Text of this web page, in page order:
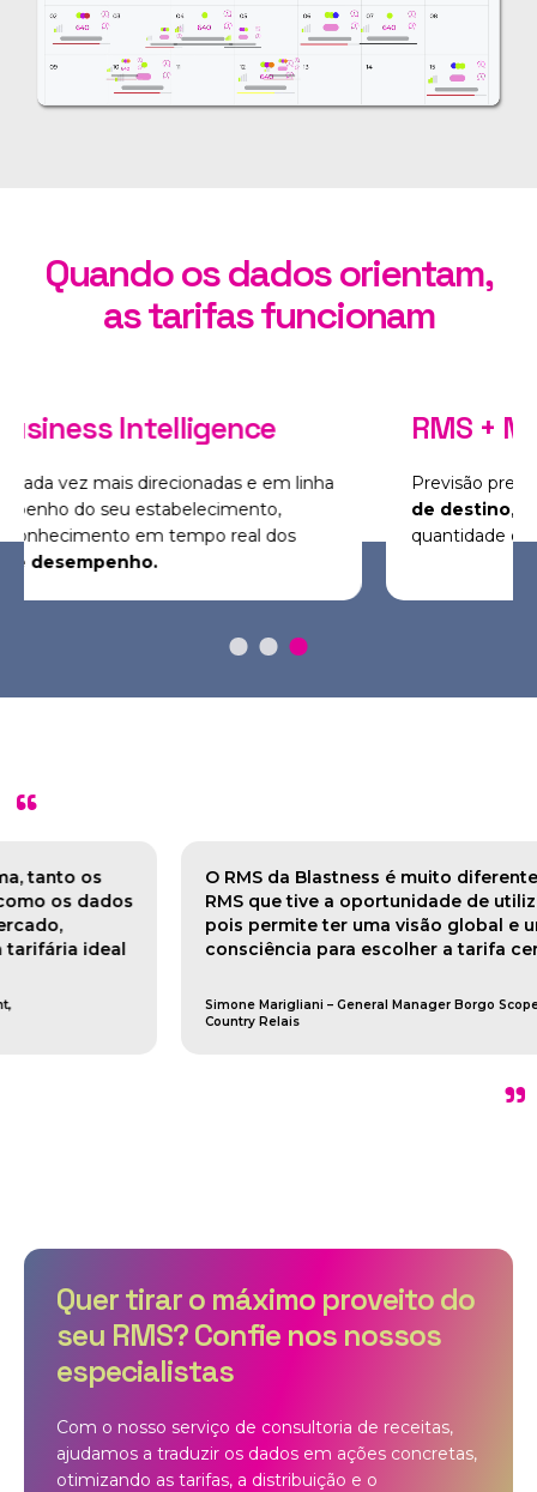
Quando os dados orientam,
as tarifas funcionam
peloseventos
uma grande
RMS + Rate Shopper
Gestão otimizada do preço,
conhecimento do
conjunto
monitorização em tempo real das
Secção dizem sobre nós
"
O RMS da Blastness é muito diferente de outros
RMS que tive a oportunidade de utilizar até hoje,
pois permite ter uma visão global e uma maior
consciência para escolher a tarifa certa.
Simone Marigliani – General Manager Borgo Scopeto Wine &
"
Quer tirar o máximo proveito do
seu RMS? Confie nos nossos
especialistas
Com o nosso serviço de consultoria de receitas,
ajudamos a traduzir os dados em ações concretas,
otimizando as tarifas, a distribuição e o